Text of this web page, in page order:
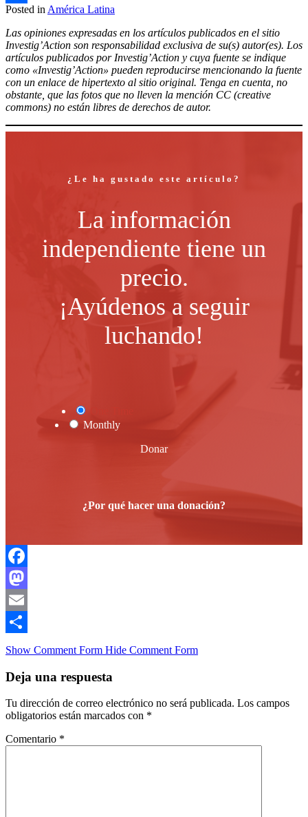
Compartir
Posted in América Latina
Las opiniones expresadas en los artículos publicados en el sitio
Investig’Action son responsabilidad exclusiva de su(s) autor(es). Los
artículos publicados por Investig’Action y cuya fuente se indique
como «Investig’Action» pueden reproducirse mencionando la fuente
con un enlace de hipertexto al sitio original. Tenga en cuenta, no
obstante, que las fotos que no lleven la mención CC (creative
commons) no están libres de derechos de autor.
¿Le ha gustado este artículo?
La información
independiente tiene un
precio.
¡Ayúdenos a seguir
luchando!
Monthly
Donar
¿Por qué hacer una donación?
Facebook
Mastodon
Email
Compartir
Show Comment Form Hide Comment Form
Deja una respuesta
Tu dirección de correo electrónico no será publicada. Los campos
obligatorios están marcados con *
Comentario *